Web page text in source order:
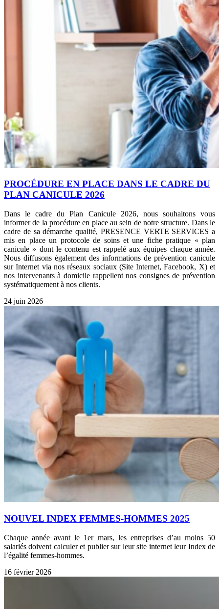
PROCÉDURE EN PLACE DANS LE CADRE DU
PLAN CANICULE 2026
Dans le cadre du Plan Canicule 2026, nous souhaitons vous
informer de la procédure en place au sein de notre structure. Dans le
cadre de sa démarche qualité, PRESENCE VERTE SERVICES a
mis en place un protocole de soins et une fiche pratique « plan
canicule » dont le contenu est rappelé aux équipes chaque année.
Nous diffusons également des informations de prévention canicule
sur Internet via nos réseaux sociaux (Site Internet, Facebook, X) et
nos intervenants à domicile rappellent nos consignes de prévention
systématiquement à nos clients.
24 juin 2026
NOUVEL INDEX FEMMES-HOMMES 2025
Chaque année avant le 1er mars, les entreprises d’au moins 50
salariés doivent calculer et publier sur leur site internet leur Index de
l’égalité femmes-hommes.
16 février 2026